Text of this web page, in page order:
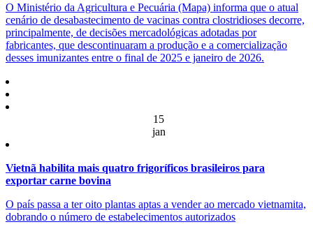
O Ministério da Agricultura e Pecuária (Mapa) informa que o atual
cenário de desabastecimento de vacinas contra clostridioses decorre,
principalmente, de decisões mercadológicas adotadas por
fabricantes, que descontinuaram a produção e a comercialização
desses imunizantes entre o final de 2025 e janeiro de 2026.
15
jan
Vietnã habilita mais quatro frigoríficos brasileiros para
exportar carne bovina
O país passa a ter oito plantas aptas a vender ao mercado vietnamita,
dobrando o número de estabelecimentos autorizados